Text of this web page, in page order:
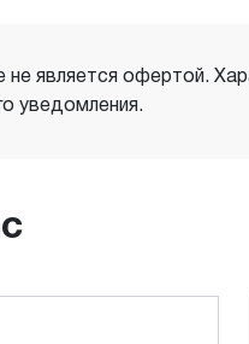
является офертой.
уведомления.